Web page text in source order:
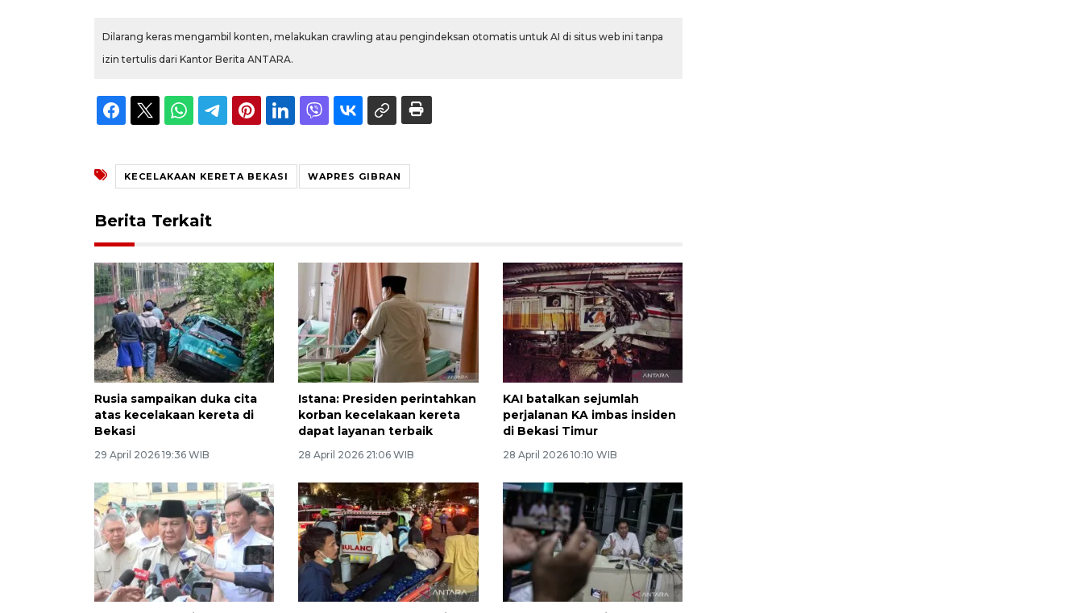
Dilarang keras mengambil konten, melakukan crawling atau pengindeksan otomatis untuk AI di situs web ini tanpa
izin tertulis dari Kantor Berita ANTARA.
KECELAKAAN KERETA BEKASI WAPRES GIBRAN
Berita Terkait
Rusia sampaikan duka cita
atas kecelakaan kereta di
Bekasi
29 April 2026 19:36 WIB
Istana: Presiden perintahkan
korban kecelakaan kereta
dapat layanan terbaik
28 April 2026 21:06 WIB
KAI batalkan sejumlah
perjalanan KA imbas insiden
di Bekasi Timur
28 April 2026 10:10 WIB